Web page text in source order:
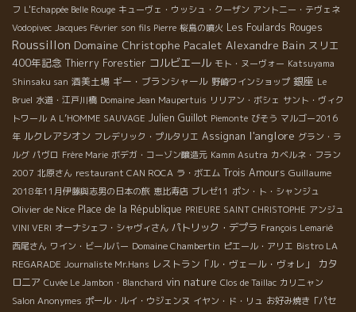
フ L'Echappée Belle Rouge キューヴェ・ウッシュ・クーザン アントニー・テヴェネ
Vodopivec Jacques Février son fils Pierre 桜島の噴火 Les Foulards Rouges
Roussillon Domaine Christophe Pacalet Alexandre Bain スリエ
400年記念 Thierry Forestier コルビエール モト・ヌーヴォー Katsuyama
Shinsaku san 酒美土場 ギー・ブランシャール 野崎ワインショップ 銀座 Le
Bruel 水道・江戸川橋 Domaine Jean Maupertuis リリアン・ボシェ サント・ヴィク
トワール A L’HOMME SAUVAGE Julien Guillot Piemonte びそう マルゴー2016
年 ルクレアシオン フレデリック・プルタリエ Assignan l'anglore グラン・ラ
ルグ パヴロ Frère Marie ボデガ・コーゾン醸造元 Kamm Asutra カベルネ・フラン
2007 北原さん restaurant CAN ROCA ラ・ボエム Trois Amours Guillaume
2018年11月伊藤與志男の日本の旅 恵比寿店 ブレゼ11 ポン・ト・シャンジュ
Olivier de Nice Place de la République PRIEURE SAINT CHRISTOPHE アンジュ
VINI VERI オーナシェフ・シャヴィさん パトリック・デプラ François Lemarié
西尾さん ワイン・ビールバー Domaine Chambertin ピエール・アリエ Bistro LA
REGARADE Journaliste Mr.Hans レストラン「ル・ヴェール・ヴォレ」
カタ
ロニア Cuvée Le Jambon・Blanchard vin nature Clos de Taillac カリニャン
Salon Anonymes ポール・ルイ・ウジェンヌ イヤン・ド・リュ お好み焼き「パセ